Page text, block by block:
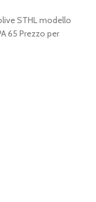
STHL modello
65 Prezzo per